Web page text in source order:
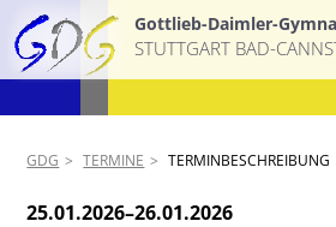
Gottlieb-Daimler-
STUTTGART BAD-
GDG TERMINE TERMINBESCHREIBUNG
25.01.2026–26.01.2026